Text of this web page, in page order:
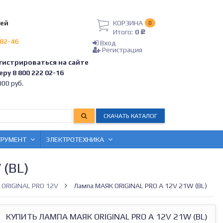
46
на сайте
8 800 222 02-16
руб.
КОРЗИНА 0
Итого: 0 Р
Вход
Регистрация
СКАЧАТЬ КАТАЛОГ
ЭЛЕКТРОТЕХНИКА
PRO 12V Лампа МАЯК ORIGINAL PRO А 12V 21W (BL)
КУПИТЬ ЛАМПА МАЯК ORIGINAL PRO А 12V 21W (BL)